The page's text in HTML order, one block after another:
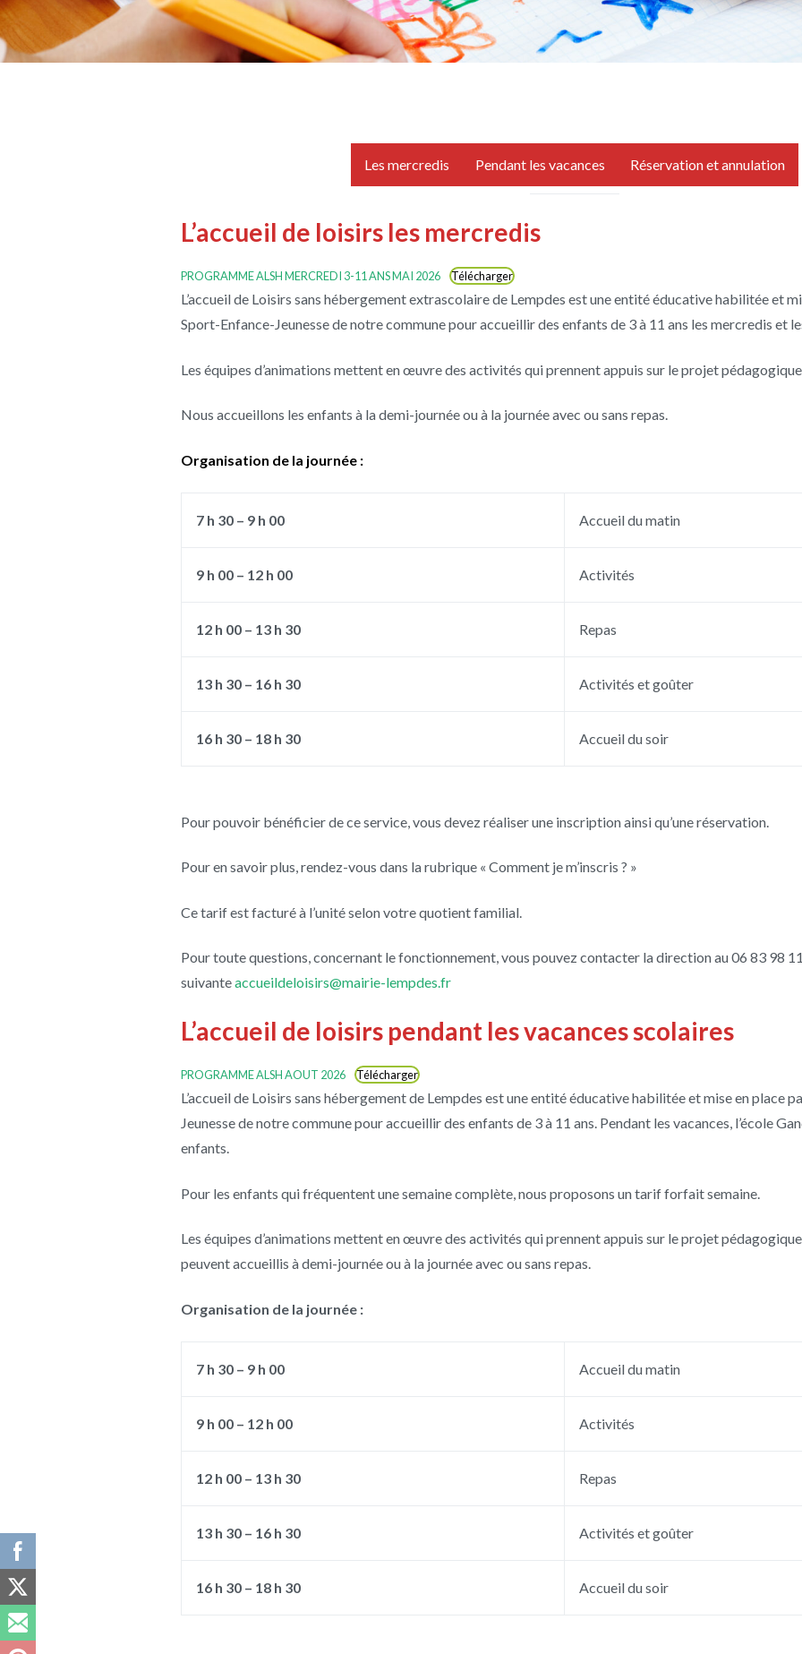
Les mercredis Pendant les vacances Réservation et annulation
L’accueil de loisirs les mercredis
PROGRAMME ALSH MERCREDI 3-11 ANS MAI 2026 Télécharger
L’accueil de Loisirs sans hébergement extrascolaire de Lempdes est une entité éducative habilitée et
Sport-Enfance-Jeunesse de notre commune pour accueillir des enfants de 3 à 11 ans les mercredis et
Les équipes d’animations mettent en œuvre des activités qui prennent appuis sur le projet
Nous accueillons les enfants à la demi-journée ou à la journée avec ou sans repas.
Organisation de la journée :
7 h 30 – 9 h 00 Accueil du matin
9 h 00 – 12 h 00 Activités
12 h 00 – 13 h 30 Repas
13 h 30 – 16 h 30 Activités et goûter
16 h 30 – 18 h 30 Accueil du soir
Pour pouvoir bénéficier de ce service, vous devez réaliser une inscription ainsi qu’une réservation.
Pour en savoir plus, rendez-vous dans la rubrique « Comment je m’inscris ? »
Ce tarif est facturé à l’unité selon votre quotient familial.
Pour toute questions, concernant le fonctionnement, vous pouvez contacter la direction au 06 83 98 11
suivanteaccueildeloisirs@mairie-lempdes.fr
L’accueil de loisirs pendant les vacances scolaires
PROGRAMME ALSH AOUT 2026 Télécharger
L’accueil de Loisirs sans hébergement de Lempdes est une entité éducative habilitée et mise en place
Jeunesse de notre commune pour accueillir des enfants de 3 à 11 ans. Pendant les vacances, l’école
enfants.
Pour les enfants qui fréquentent une semaine complète, nous proposons un tarif forfait semaine.
Les équipes d’animations mettent en œuvre des activités qui prennent appuis sur le projet
peuvent accueillis à demi-journée ou à la journée avec ou sans repas.
Organisation de la journée :
7 h 30 – 9 h 00 Accueil du matin
9 h 00 – 12 h 00 Activités
12 h 00 – 13 h 30 Repas
13 h 30 – 16 h 30 Activités et goûter
16 h 30 – 18 h 30 Accueil du soir